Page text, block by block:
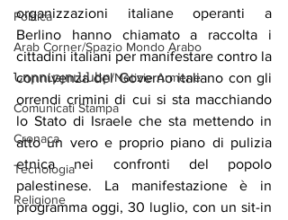
Politica
Arab Corner/Spazio Mondo Arabo
Նորություններ/Notizie Armene
Comunicati Stampa
Cronaca
Tecnologia
Religione
organizzazioni italiane operanti a
Berlino hanno chiamato a raccolta i
cittadini italiani per manifestare contro la
connivenza del Governo italiano con gli
orrendi crimini di cui si sta macchiando
lo Stato di Israele che sta mettendo in
atto un vero e proprio piano di pulizia
etnica nei confronti del popolo
palestinese. La manifestazione è in
programma oggi, 30 luglio, con un sit-in